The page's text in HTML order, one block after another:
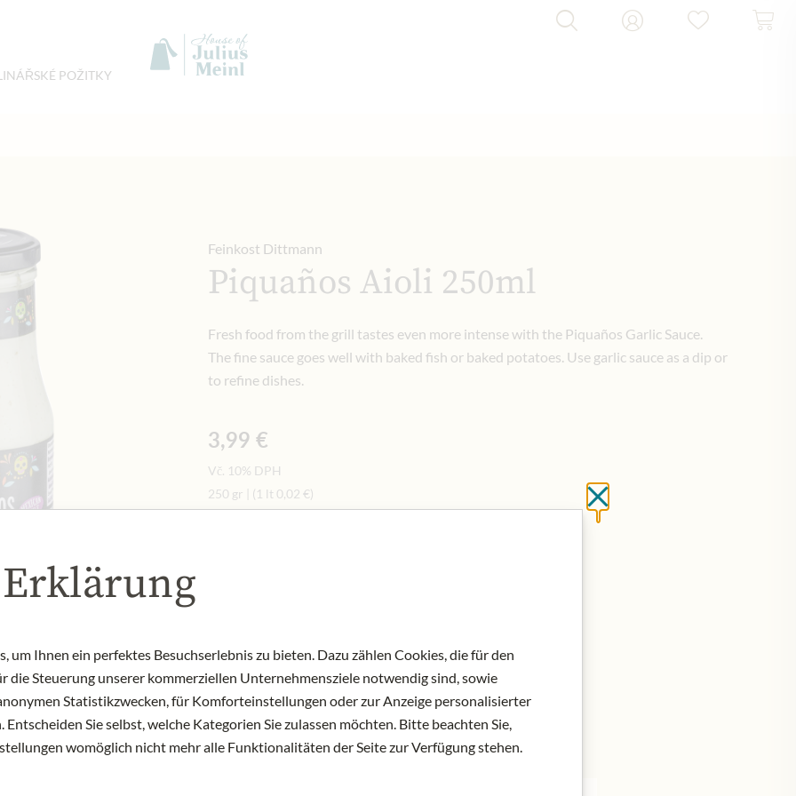
POŽITKY
Feinkost Dittmann
Piquaños Aioli 250ml
Fresh food from the grill tastes even more intense with the Piquaños Garlic Sauce.
The fine sauce goes well with baked fish or baked potatoes. Use garlic sauce as a dip or
to refine dishes.
3,99 €
Vč. 10% DPH
250 gr
(1 lt 0,02 €)
Art.Nr.: 443152#1.000
Close without saving
um Ihnen ein perfektes Besuchserlebnis zu bieten. Dazu zählen Cookies, die für den
die Steuerung unserer kommerziellen Unternehmensziele notwendig sind, sowie
Statistikzwecken, für Komforteinstellungen oder zur Anzeige personalisierter
Sie selbst, welche Kategorien Sie zulassen möchten. Bitte beachten Sie,
womöglich nicht mehr alle Funktionalitäten der Seite zur Verfügung stehen.